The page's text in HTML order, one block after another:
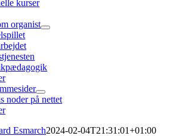
kurser
organist
noder på nettet
Esmarch2024-02-04T21:31:01+01:00